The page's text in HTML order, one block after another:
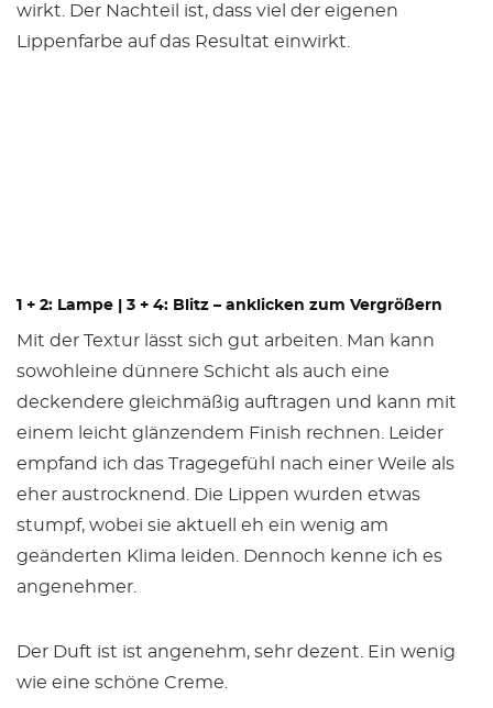
wirkt. Der Nachteil ist, dass viel der eigenen
Lippenfarbe auf das Resultat einwirkt.
1 + 2: Lampe | 3 + 4: Blitz – anklicken zum Vergrößern
Mit der Textur lässt sich gut arbeiten. Man kann
sowohleine dünnere Schicht als auch eine
deckendere gleichmäßig auftragen und kann mit
einem leicht glänzendem Finish rechnen. Leider
empfand ich das Tragegefühl nach einer Weile als
eher austrocknend. Die Lippen wurden etwas
stumpf, wobei sie aktuell eh ein wenig am
geänderten Klima leiden. Dennoch kenne ich es
angenehmer.
Der Duft ist ist angenehm, sehr dezent. Ein wenig
wie eine schöne Creme.